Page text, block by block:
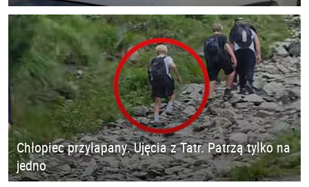
Chłopiec przyłapany. Ujęcia z Tatr. Patrzą tylko na
jedno